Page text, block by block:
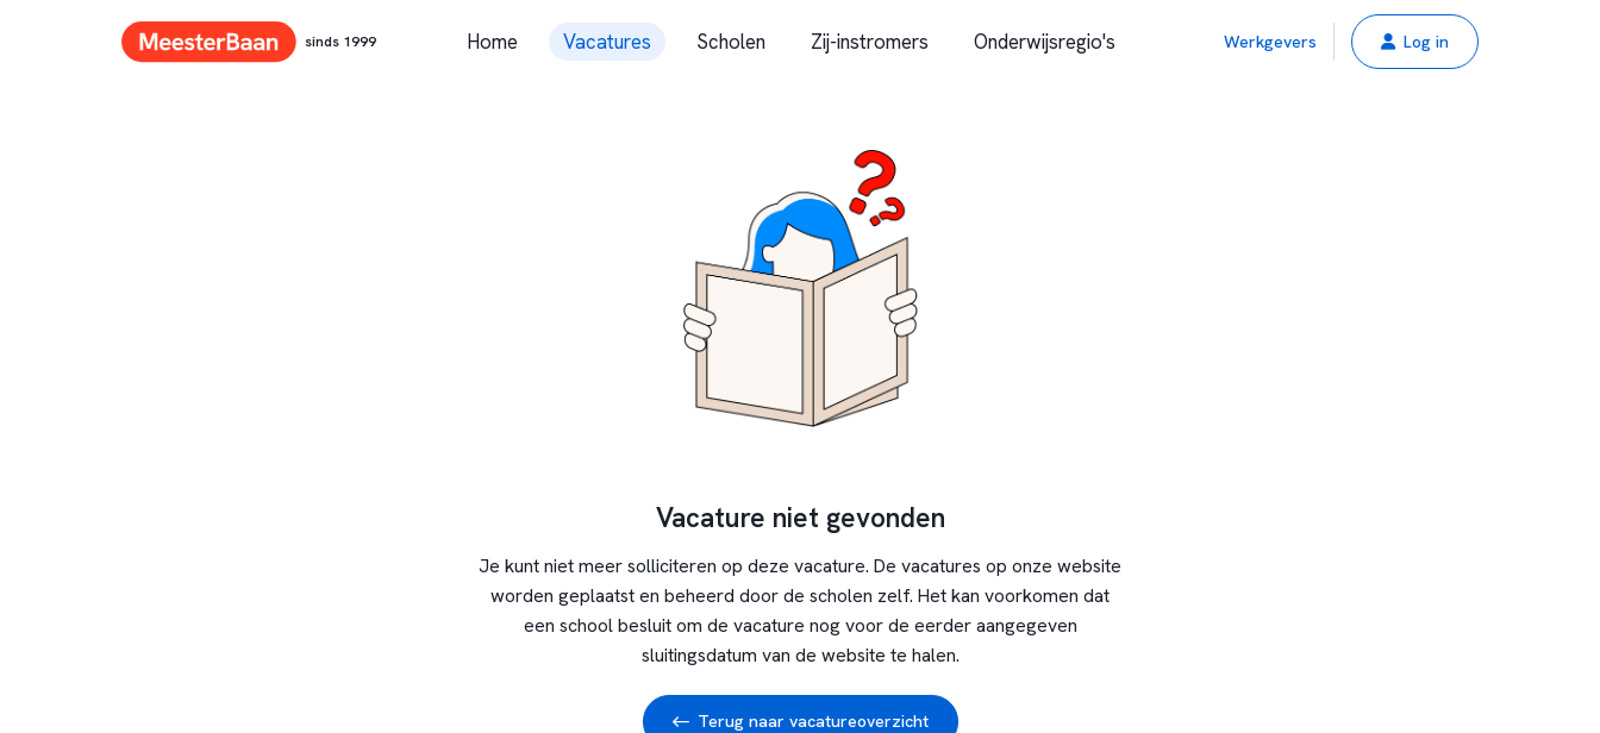
sinds 1999 Home Vacatures Scholen Zij-instromers Onderwijsregio's Werkgevers Log in
Vacature niet gevonden
Je kunt niet meer solliciteren op deze vacature. De vacatures op onze website
worden geplaatst en beheerd door de scholen zelf. Het kan voorkomen dat
een school besluit om de vacature nog voor de eerder aangegeven
sluitingsdatum van de website te halen.
Terug naar vacatureoverzicht